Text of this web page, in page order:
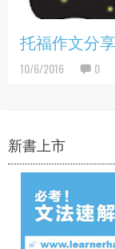
托福作文分享
10/6/2016 0
新書上市